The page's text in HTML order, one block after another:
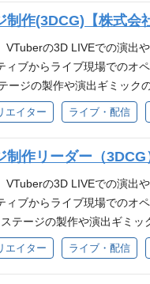
やイベント制作に携わるこ
わることができる ・将来
制作するための技術開発責
ライブなどのイベント運
心を』・ミッション『80
揮し、新しい事への挑戦を
事に責任を持ち圧倒的スピ
互いにリスペクトしチーム
おけるモデル・ステージ・
時は当日の配信環境の整
の魅力 ・短いスパンで多
ライブ、3D LIVEの企画段
高いクオリティでLIVEやイ
、映画、ゲームにおける
実務経験 ・Unityでのシス
❐歓迎要件 ・Unityもしくは
るツールやプロセスの知
インなどの経験 ❐求める人
ョン『80億の、心をうち
の挑戦を楽しめる方 ・試
圧倒的スピードで実行でき
トしチームで業務を遂行で
部は、当社グループが運
におけるモデル・ステージ
ベント時は当日の配信環境
を積んでチームリーダー
る
作(3DCG)【株式会
VTuberの3D LIVEでの演出
ィブからライブ現場でのオ
ージの製作や演出ギミック
ームワーク： Extenject、
ツール：GitHub、Notion
や視聴者の記憶に残るよ
。 必要となるスキル・経
チャルライブ製作の経験
の使用経験 リアルタイム
作や演出製作のご経験 映
ーパス『世界に、日本の冒
方 自発的な貢献意欲を発
感したい方 自身の仕事に
エイター ライブ・配信
作リーダー（
VTuberの3D LIVEでの演出
ィブからライブ現場でのオ
テージの製作や演出ギミ
のリード ❐開発環境 ・ツ
となるスキル・経験 ❐ 必
歓迎要件 ・バーチャルラ
エイター ライブ・配信